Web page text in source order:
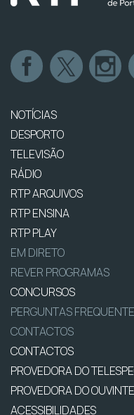
NOTÍCIAS
DESPORTO
TELEVISÃO
RÁDIO
RTP ARQUIVOS
RTP ENSINA
RTP PLAY
EM DIRETO
REVER PROGRAMAS
CONCURSOS
PERGUNTAS
CONTACTOS
CONTACTOS
PROVEDORA DO
PROVEDORA DO OUVINTE
ACESSIBILIDADES